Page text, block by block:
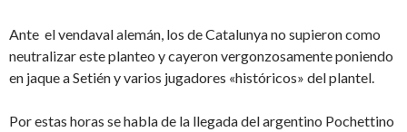
Ante el vendaval alemán, los de Catalunya no supieron como
neutralizar este planteo y cayeron vergonzosamente poniendo
en jaque a Setién y varios jugadores «históricos» del plantel.
Por estas horas se habla de la llegada del argentino Pochettino